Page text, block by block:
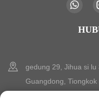
gedung 29, Jihua si lu
Guangdong, Tiongkok